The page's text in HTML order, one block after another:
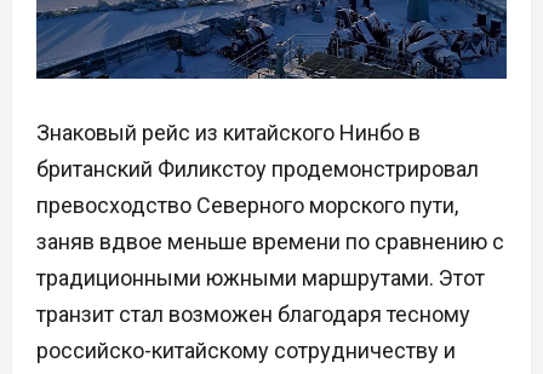
Знаковый рейс из китайского Нинбо в
британский Филикстоу продемонстрировал
превосходство Северного морского пути,
заняв вдвое меньше времени по сравнению с
традиционными южными маршрутами. Этот
транзит стал возможен благодаря тесному
российско-китайскому сотрудничеству и